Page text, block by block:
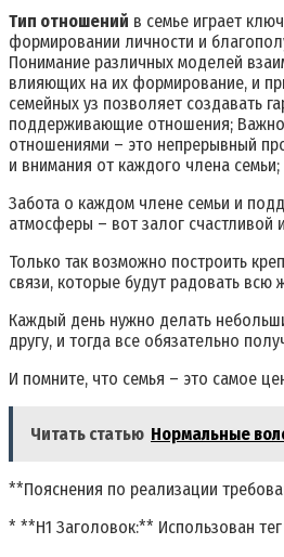
Тип отношений в семье играет
формировании личности и
Понимание различных моделей
влияющих на их формирование, и
семейных уз позволяет создавать
поддерживающие отношения; Важно
отношениями – это непрерывный
и внимания от каждого члена семьи;
Забота о каждом члене семьи и
атмосферы – вот залог счастливой
Только так возможно построить
связи, которые будут радовать всю
Каждый день нужно делать
другу, и тогда все обязательно
И помните, что семья – это самое
Читать статью Нормальные
**Пояснения по реализации
* **H1 Заголовок:** Использован